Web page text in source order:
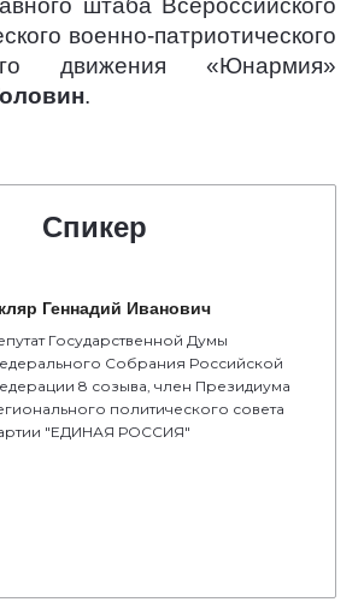
штаба Всероссийского
военно-патриотического
движения «Юнармия»
.
Спикер
Геннадий Иванович
Государственной Думы
Собрания Российской
8 созыва, член Президиума
политического совета
"ЕДИНАЯ РОССИЯ"